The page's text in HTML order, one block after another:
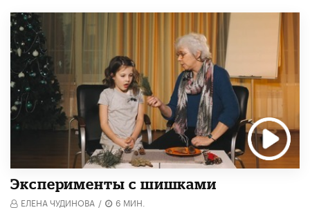
Эксперименты с шишками
ЕЛЕНА ЧУДИНОВА / 6 МИН.